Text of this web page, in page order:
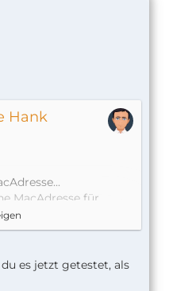
Hank
MacAdresse für
Die
folgt zusammensetzt:
es jetzt getestet, als